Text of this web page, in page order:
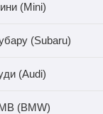
(Mini)
(Subaru)
(Audi)
(BMW)